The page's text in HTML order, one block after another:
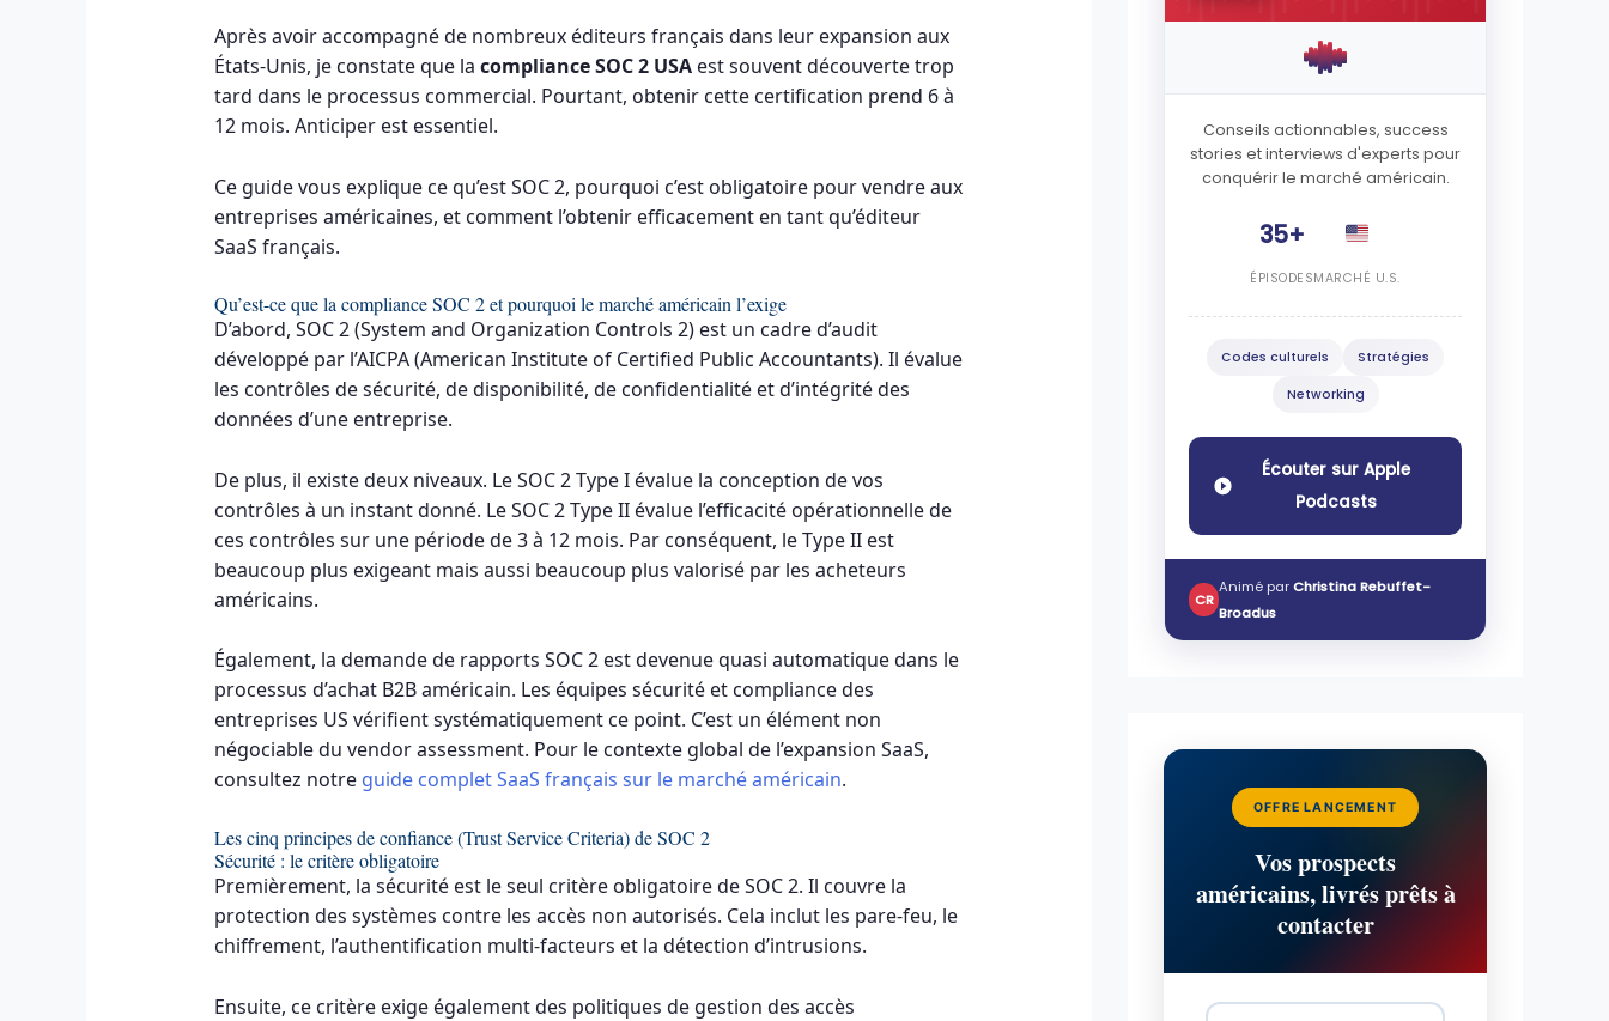
Après avoir accompagné de nombreux éditeurs français dans leur expansion aux
États-Unis, je constate que la compliance SOC 2 USAest souvent découverte trop
tard dans le processus commercial. Pourtant, obtenir cette certification prend 6 à
12 mois. Anticiper est essentiel.
Ce guide vous explique ce qu’est SOC 2, pourquoi c’est obligatoire pour vendre aux
entreprises américaines, et comment l’obtenir efficacement en tant qu’éditeur
SaaS français.
Qu’est-ce que la compliance SOC 2 et pourquoi le marché américain l’exige
D’abord, SOC 2 (System and Organization Controls 2) est un cadre d’audit
développé par l’AICPA (American Institute of Certified Public Accountants). Il évalue
les contrôles de sécurité, de disponibilité, de confidentialité et d’intégrité des
données d’une entreprise.
De plus, il existe deux niveaux. Le SOC 2 Type I évalue la conception de vos
contrôles à un instant donné. Le SOC 2 Type II évalue l’efficacité opérationnelle de
ces contrôles sur une période de 3 à 12 mois. Par conséquent, le Type II est
beaucoup plus exigeant mais aussi beaucoup plus valorisé par les acheteurs
américains.
Également, la demande de rapports SOC 2 est devenue quasi automatique dans le
processus d’achat B2B américain. Les équipes sécurité et compliance des
entreprises US vérifient systématiquement ce point. C’est un élément non
négociable du vendor assessment. Pour le contexte global de l’expansion SaaS,
consultez notre guide complet SaaS français sur le marché américain.
Les cinq principes de confiance (Trust Service Criteria) de SOC 2
Sécurité : le critère obligatoire
Premièrement, la sécurité est le seul critère obligatoire de SOC 2. Il couvre la
protection des systèmes contre les accès non autorisés. Cela inclut les pare-feu, le
chiffrement, l’authentification multi-facteurs et la détection d’intrusions.
Ensuite, ce critère exige également des politiques de gestion des accès
Conseils actionnables, success
stories et interviews d'experts pour
conquérir le marché américain.
35+
ÉPISODESMARCHÉ U.S.
Codes culturels Stratégies
Networking
Écouter sur Apple
Podcasts
CR
Animé parChristina Rebuffet-
Broadus
OFFRE LANCEMENT
Vos prospects
américains, livrés prêts à
contacter